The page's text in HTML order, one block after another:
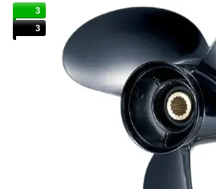
3
3